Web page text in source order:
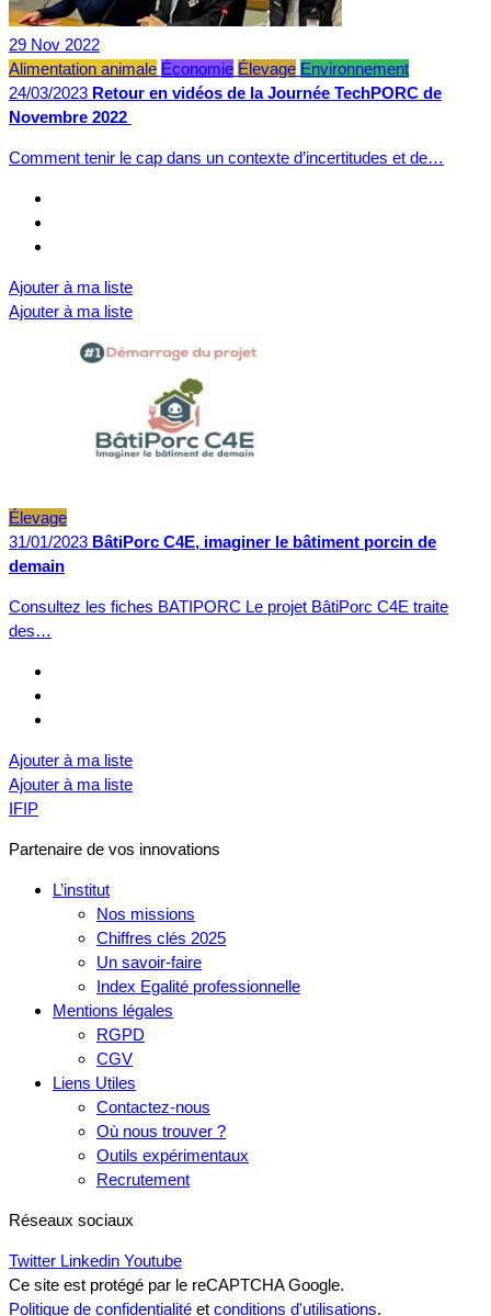
29 Nov 2022
Alimentation animale Économie Élevage Environnement
24/03/2023 Retour en vidéos de la Journée TechPORC de
Novembre 2022
Comment tenir le cap dans un contexte d’incertitudes et de…
Ajouter à ma liste
Ajouter à ma liste
Élevage
31/01/2023 BâtiPorc C4E, imaginer le bâtiment porcin de
demain
Consultez les fiches BATIPORC Le projet BâtiPorc C4E traite
des…
Ajouter à ma liste
Ajouter à ma liste
IFIP
Partenaire de vos innovations
L’institut
Nos missions
Chiffres clés 2025
Un savoir-faire
Index Egalité professionnelle
Mentions légales
RGPD
CGV
Liens Utiles
Contactez-nous
Où nous trouver ?
Outils expérimentaux
Recrutement
Réseaux sociaux
Twitter Linkedin Youtube
Ce site est protégé par le reCAPTCHA Google.
Politique de confidentialité et conditions d'utilisations.